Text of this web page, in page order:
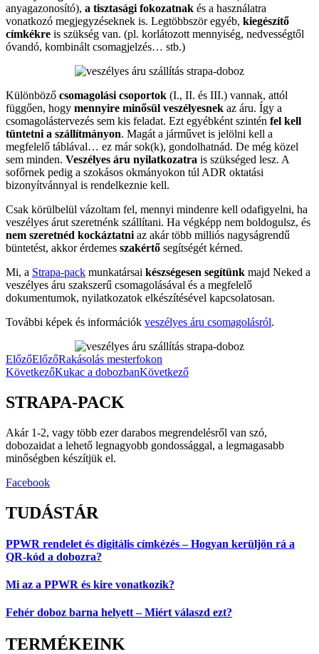
anyagazonosító), a tisztasági fokozatnak és a használatra
vonatkozó megjegyzéseknek is. Legtöbbször egyéb, kiegészítő
címkékre is szükség van. (pl. korlátozott mennyiség, nedvességtől
óvandó, kombinált csomagjelzés… stb.)
Különböző csomagolási csoportok (I., II. és III.) vannak, attól
függően, hogy mennyire minősül veszélyesnek az áru. Így a
csomagolástervezés sem kis feladat. Ezt egyébként szintén fel kell
tüntetni a szállítmányon. Magát a járművet is jelölni kell a
megfelelő táblával… ez már sok(k), gondolhatnád. De még közel
sem minden. Veszélyes áru nyilatkozatra is szükséged lesz. A
sofőrnek pedig a szokásos okmányokon túl ADR oktatási
bizonyítvánnyal is rendelkeznie kell.
Csak körülbelül vázoltam fel, mennyi mindenre kell odafigyelni, ha
veszélyes árut szeretnénk szállítani. Ha végképp nem boldogulsz, és
nem szeretnéd kockáztatni az akár több milliós nagyságrendű
büntetést, akkor érdemes szakértő segítségét kérned.
Mi, a Strapa-pack munkatársai készségesen segítünk majd Neked a
veszélyes áru szakszerű csomagolásával és a megfelelő
dokumentumok, nyilatkozatok elkészítésével kapcsolatosan.
További képek és információk veszélyes áru csomagolásról.
ElőzőElőzőRakásolás mesterfokon
KövetkezőKukac a dobozbanKövetkező
STRAPA-PACK
Akár 1-2, vagy több ezer darabos megrendelésről van szó,
dobozaidat a lehető legnagyobb gondossággal, a legmagasabb
minőségben készítjük el.
Facebook
TUDÁSTÁR
PPWR rendelet és digitális címkézés – Hogyan kerüljön rá a
QR-kód a dobozra?
Mi az a PPWR és kire vonatkozik?
Fehér doboz barna helyett – Miért válaszd ezt?
TERMÉKEINK